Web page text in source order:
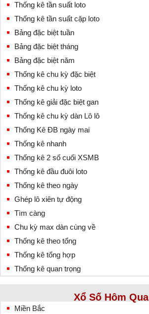
Thống kê tần suất loto
Thống kê tần suất cặp loto
Bảng đặc biệt tuần
Bảng đặc biệt tháng
Bảng đặc biệt năm
Thống kê chu kỳ đặc biệt
Thống kê chu kỳ loto
Thống kê giải đặc biệt gan
Thống kê chu kỳ dàn Lô lô
Thống Kê ĐB ngày mai
Thống kê nhanh
Thống kê 2 số cuối XSMB
Thống kê đầu đuôi loto
Thống kê theo ngày
Ghép lô xiên tự động
Tìm càng
Chu kỳ max dàn cùng về
Thống kê theo tổng
Thống kê tổng hợp
Thống kê quan trọng
Xổ Số Hôm Qua
Miền Bắc